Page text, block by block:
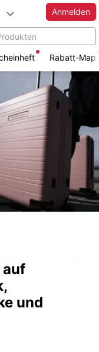
Anmelden
Rabatt-Map
auf
und